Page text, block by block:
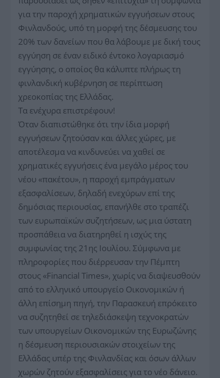
για την παροχή χρηματικών εγγυήσεων στους
Φινλανδούς, υπό τη μορφή της δέσμευσης του
20% των δανείων που θα λάβουμε με δική τους
εγγύηση σε έναν ειδικό έντοκο λογαριασμό
εγγύησης, ο οποίος θα κάλυπτε πλήρως τη
φινλανδική κυβέρνηση σε περίπτωση
χρεοκοπίας της Ελλάδας.
Τα ενέχυρα επιστρέφουν!
Όταν διαπιστώθηκε ότι την ίδια μορφή
εγγυήσεων ζητούσαν και άλλες χώρες, με
αποτέλεσμα να κινδυνεύει να χαθεί σε
χρηματικές εγγυήσεις ένα μεγάλο μέρος του
νέου «πακέτου», η παροχή εμπράγματων
εξασφαλίσεων, δηλαδή ενεχύρων επί της
δημόσιας περιουσίας, επανήλθε στο τραπέζι
των ευρωπαϊκών συζητήσεων, ως μια ύστατη
προσπάθεια να διατηρηθεί η ισχύς της
συμφωνίας της 21ης Ιουλίου. Σύμφωνα με
πληροφορίες που διέρρευσαν την Πέμπτη
στους «Financial Times», χωρίς να διαψευσθούν
από το ελληνικό υπουργείο Οικονομικών ή
άλλη επίσημη πηγή, την Παρασκευή επρόκειτο
να συζητηθεί σε τηλεδιάσκεψη τεχνοκρατών
των υπουργείων Οικονομικών της Eυρωζώνης
η δέσμευση περιουσιακών στοιχείων της
Ελλάδας υπέρ της Φινλανδίας και όσων άλλων
χωρών ζητούν εξασφαλίσεις για το νέο δάνειο.